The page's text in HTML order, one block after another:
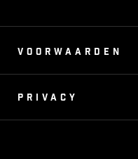
Voorwaarden
Privacy